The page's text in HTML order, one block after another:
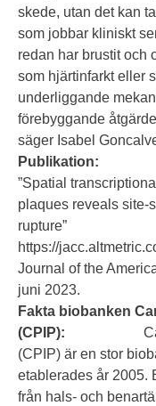
skede, utan det kan
som jobbar kliniskt
redan har brustit och
som hjärtinfarkt eller
underliggande
förebyggande
säger Isabel
Publikation:
”Spatial
plaques reveals site-
rupture”
https://
Journal of the
juni 2023.
Fakta biobanken
(CPIP):
(CPIP) är en stor
etablerades år 2005.
från hals- och